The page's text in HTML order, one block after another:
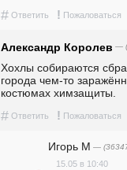
# Ответить ! Пожаловаться
Александр Королев —
Хохлы собираются
города чем-то
костюмах химзащиты.
# Ответить ! Пожаловаться
Игорь М —
15.05 в 10:40